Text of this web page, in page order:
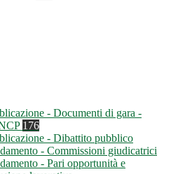
- Documenti di gara -
176
- Dibattito pubblico
- Commissioni giudicatrici
- Pari opportunità e